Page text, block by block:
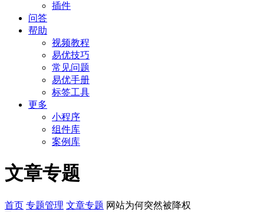
插件
问答
帮助
视频教程
易优技巧
常见问题
易优手册
标签工具
更多
小程序
组件库
案例库
文章专题
首页 专题管理 文章专题 网站为何突然被降权